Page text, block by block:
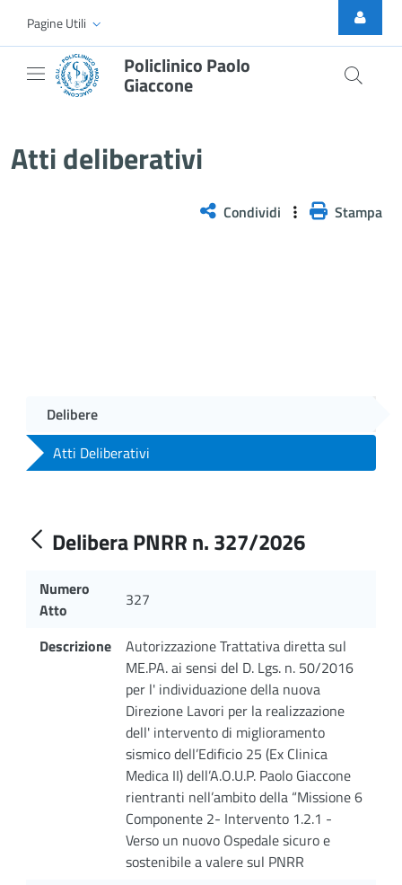
Skip to Main Content
Pagine Utili
Policlinico Paolo
Giaccone
Atti deliberativi
Condividi Stampa
Delibere
Atti Deliberativi
Delibera PNRR n. 327/2026
Numero
Atto
327
Descrizione
Autorizzazione Trattativa diretta sul
ME.PA. ai sensi del D. Lgs. n. 50/2016
per l' individuazione della nuova
Direzione Lavori per la realizzazione
dell' intervento di miglioramento
sismico dell’Edificio 25 (Ex Clinica
Medica II) dell’A.O.U.P. Paolo Giaccone
rientranti nell’ambito della “Missione 6
Componente 2- Intervento 1.2.1 -
Verso un nuovo Ospedale sicuro e
sostenibile a valere sul PNRR